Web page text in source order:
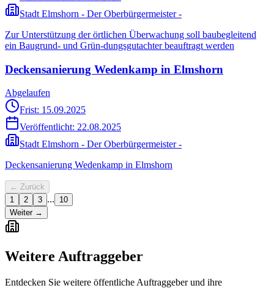
Stadt Elmshorn - Der Oberbürgermeister -
Zur Unterstützung der örtlichen Überwachung soll baubegleitend
ein Baugrund- und Grün-dungsgutachter beauftragt werden
Deckensanierung Wedenkamp in Elmshorn
Abgelaufen
Frist: 15.09.2025
Veröffentlicht: 22.08.2025
Stadt Elmshorn - Der Oberbürgermeister -
Deckensanierung Wedenkamp in Elmshorn
← Zurück
1
2 3 ...
10
Weiter →
Weitere Auftraggeber
Entdecken Sie weitere öffentliche Auftraggeber und ihre